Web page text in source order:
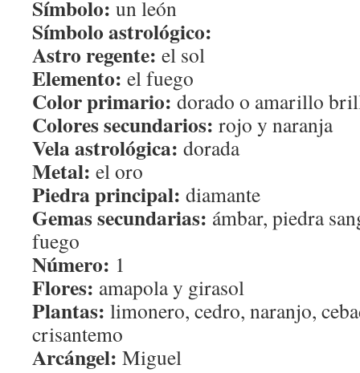
Símbolo: un león
Símbolo astrológico:
Astro regente: el sol
Elemento: el fuego
Color primario: dorado o amarillo
Colores secundarios: rojo y naranja
Vela astrológica: dorada
Metal: el oro
Piedra principal: diamante
Gemas secundarias: ámbar, piedra
fuego
Número: 1
Flores: amapola y girasol
Plantas: limonero, cedro, naranjo,
crisantemo
Arcángel: Miguel